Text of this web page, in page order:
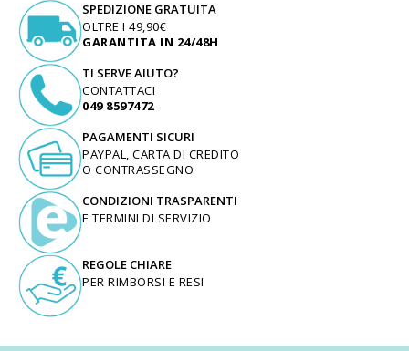
SPEDIZIONE GRATUITA
OLTRE I 49,90€
GARANTITA IN 24/48H
TI SERVE AIUTO?
CONTATTACI
049 8597472
PAGAMENTI SICURI
PAYPAL, CARTA DI CREDITO
O CONTRASSEGNO
CONDIZIONI TRASPARENTI
E TERMINI DI SERVIZIO
REGOLE CHIARE
PER RIMBORSI E RESI